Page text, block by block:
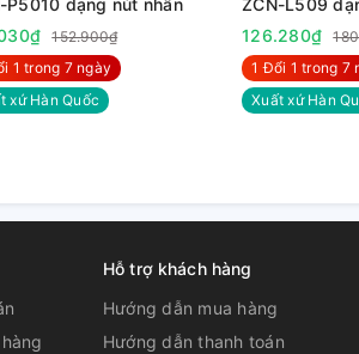
P5010 dạng nút nhấn
152.900₫
1 trong 7 ngày
xứ Hàn Quốc
ZCN-L509
nhựa
126.280₫
1 Đổi 1 trong 7
Xuất xứ Hàn
Hỗ trợ khách hàng
Hướng dẫn mua hàng
Hướng dẫn thanh toán